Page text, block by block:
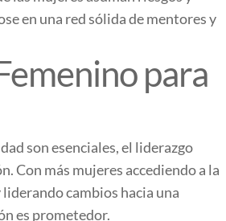
en una red sólida de mentores y
para
son esenciales, el liderazgo
Con más mujeres accediendo a la
cambios hacia una
es prometedor.